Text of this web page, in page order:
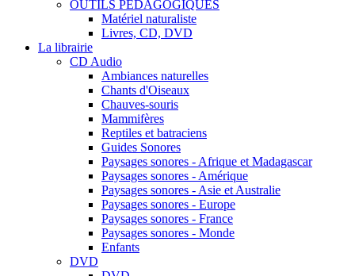
OUTILS PEDAGOGIQUES
Matériel naturaliste
Livres, CD, DVD
La librairie
CD Audio
Ambiances naturelles
Chants d'Oiseaux
Chauves-souris
Mammifères
Reptiles et batraciens
Guides Sonores
Paysages sonores - Afrique et Madagascar
Paysages sonores - Amérique
Paysages sonores - Asie et Australie
Paysages sonores - Europe
Paysages sonores - France
Paysages sonores - Monde
Enfants
DVD